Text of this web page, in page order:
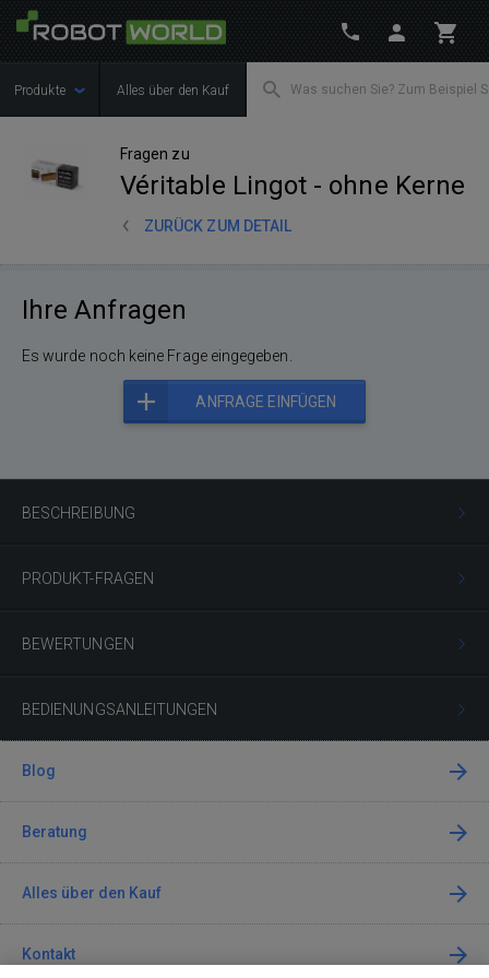
Produkte Alles über den Kauf
Fragen zu
Véritable Lingot - ohne Kerne
ZURÜCK ZUM DETAIL
BESCHREIBUNG
PRODUKT-FRAGEN
BEWERTUNGEN
BEDIENUNGSANLEITUNGEN
Ihre Anfragen
Es wurde noch keine Frage eingegeben.
ANFRAGE EINFÜGEN
Blog
Beratung
Alles über den Kauf
Kontakt